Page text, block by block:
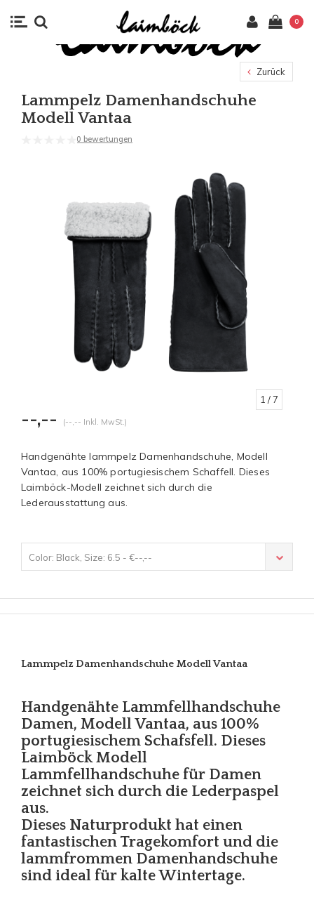
0
Zurück
Lammpelz Damenhandschuhe
Modell Vantaa
0 bewertungen
1 / 7
--,-- (--,-- Inkl. MwSt.)
Handgenähte lammpelz Damenhandschuhe, Modell
Vantaa, aus 100% portugiesischem Schaffell. Dieses
Laimböck-Modell zeichnet sich durch die
Lederausstattung aus.
Color: Black, Size: 6.5 - €--,--
Lammpelz Damenhandschuhe Modell Vantaa
Handgenähte Lammfellhandschuhe
Damen, Modell Vantaa, aus 100%
portugiesischem Schafsfell. Dieses
Laimböck Modell
Lammfellhandschuhe für Damen
zeichnet sich durch die Lederpaspel
aus.
Dieses Naturprodukt hat einen
fantastischen Tragekomfort und die
lammfrommen Damenhandschuhe
sind ideal für kalte Wintertage.